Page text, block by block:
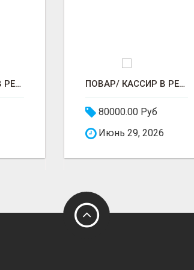
ПОВАР/ КАССИР В РЕСТОРАНЕ РОСТИКС (КФС) ПОВАР/ КАССИР В РЕСТОРАНЕ РОСТИКС (КФС)
80000.00 Руб
Июнь 29, 2026